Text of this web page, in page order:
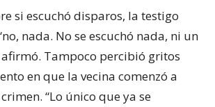
si escuchó disparos, la testigo
nada. No se escuchó nada, ni un
Tampoco percibió gritos
en que la vecina comenzó a
“Lo único que ya se